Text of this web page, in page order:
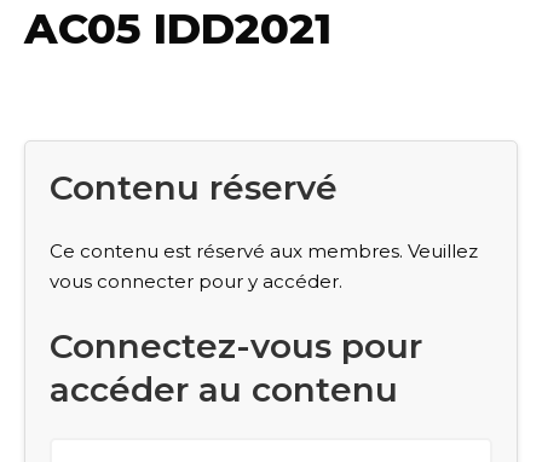
2021
AC05 IDD2021
Contenu réservé
Ce contenu est réservé aux membres. Veuillez
vous connecter pour y accéder.
Connectez-vous pour
accéder au contenu